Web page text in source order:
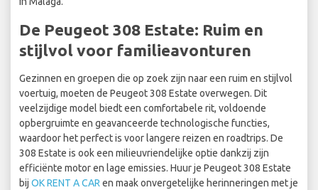
De Peugeot 308 Estate: Ruim en
stijlvol voor familieavonturen
Gezinnen en groepen die op zoek zijn naar een ruim en stijlvol
voertuig, moeten de Peugeot 308 Estate overwegen. Dit
veelzijdige model biedt een comfortabele rit, voldoende
opbergruimte en geavanceerde technologische functies,
waardoor het perfect is voor langere reizen en roadtrips. De
308 Estate is ook een milieuvriendelijke optie dankzij zijn
efficiënte motor en lage emissies. Huur je Peugeot 308 Estate
bij OK RENT A CAR en maak onvergetelijke herinneringen met je